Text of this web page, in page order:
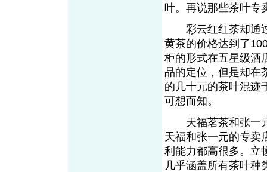
叶。再说那些茶叶
彩云红红茶却通过
黄茶的价格达到了
柜的形式在五星级酒
品的定位，但是却在
的几十元的茶叶混迹
可想而知。
天福茗茶和张一元
天福和张一元的专卖
利能力都高很多。立
几乎涵盖所有茶叶